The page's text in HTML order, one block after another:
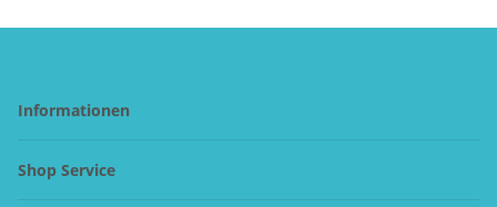
Informationen
Shop Service